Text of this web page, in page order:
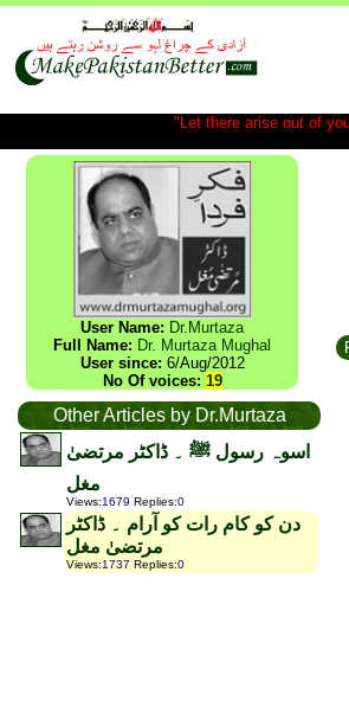
"Let there arise out of
User Name: Dr.Murtaza
Full Name: Dr. Murtaza Mughal
User since: 6/Aug/2012
No Of voices: 19
Other Articles by Dr.Murtaza
اسوہ رسول ﷺ ۔ ڈاکٹر مرتضیٰ
مغل
Views:1679 Replies:0
دن کو کام رات کو آرام ۔ ڈاکٹر
مرتضیٰ مغل
Views:1737 Replies:0